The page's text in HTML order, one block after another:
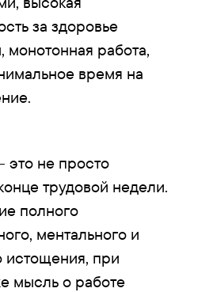
за здоровье
монотонная работа,
время на
это не просто
трудовой недели.
полного
ментального и
истощения, при
мысль о работе